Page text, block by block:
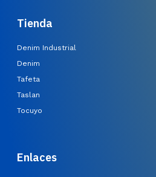
Tienda
Denim Industrial
Denim
Tafeta
Taslan
Tocuyo
Enlaces